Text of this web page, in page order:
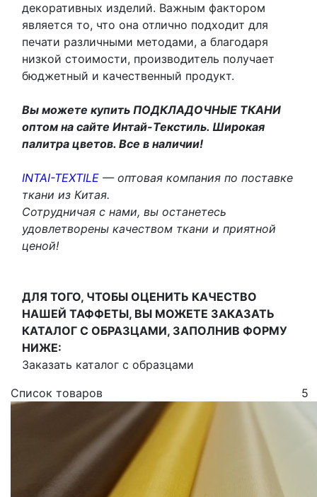
декоративных изделий. Важным фактором
является то, что она отлично подходит для
печати различными методами, а благодаря
низкой стоимости, производитель получает
бюджетный и качественный продукт.
Вы можете купить ПОДКЛАДОЧНЫЕ ТКАНИ
оптом на сайте Интай-Текстиль. Широкая
палитра цветов. Все в наличии!
INTAI-TEXTILE — оптовая компания по поставке
ткани из Китая.
Сотрудничая с нами, вы останетесь
удовлетворены качеством ткани и приятной
ценой!
ДЛЯ ТОГО, ЧТОБЫ ОЦЕНИТЬ КАЧЕСТВО
НАШЕЙ ТАФФЕТЫ, ВЫ МОЖЕТЕ ЗАКАЗАТЬ
КАТАЛОГ С ОБРАЗЦАМИ, ЗАПОЛНИВ ФОРМУ
НИЖЕ:
Заказать каталог с образцами
Список товаров
5